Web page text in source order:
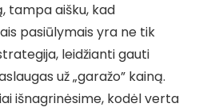
tampa aišku, kad
pasiūlymais yra ne tik
leidžianti gauti
už „garažo” kainą.
išnagrinėsime, kodėl verta